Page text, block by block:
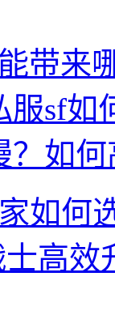
带来
服sf如
？如
如何
高